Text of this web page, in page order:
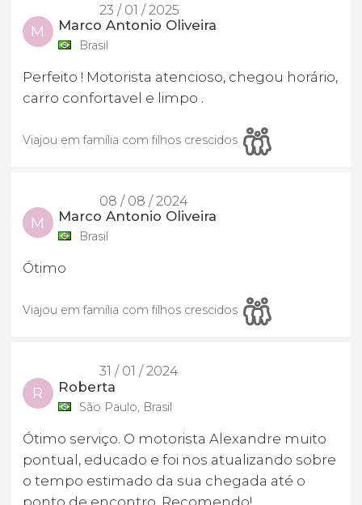
23 / 01 / 2025
M Marco Antonio Oliveira
Brasil
Perfeito ! Motorista atencioso, chegou horário,
carro confortavel e limpo .
Viajou em família com filhos crescidos
08 / 08 / 2024
M Marco Antonio Oliveira
Brasil
Ótimo
Viajou em família com filhos crescidos
31 / 01 / 2024
R Roberta
São Paulo, Brasil
Ótimo serviço. O motorista Alexandre muito
pontual, educado e foi nos atualizando sobre
o tempo estimado da sua chegada até o
ponto de encontro. Recomendo!